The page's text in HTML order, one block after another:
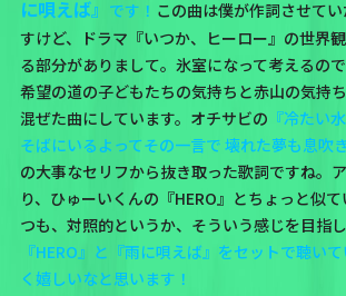
に唄えば』 です！ この曲は僕が作詞させて
すけど、ドラマ『いつか、ヒーロー』の世界
る部分がありまして。氷室になって考えるの
希望の道の子どもたちの気持ちと赤山の気持
混ぜた曲にしています。オチサビの 『冷たい
そばにいるよってその一言で 壊れた夢も息吹
の大事なセリフから抜き取った歌詞ですね。
り、ひゅーいくんの『HERO』とちょっと似
つも、対照的というか、そういう感じを目指し
『HERO』と『雨に唄えば』をセットで聴い
く嬉しいなと思います！